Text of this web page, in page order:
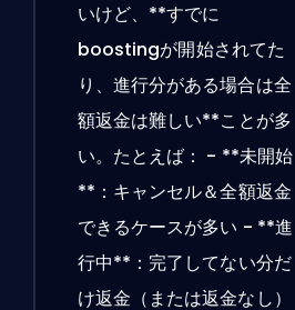
いけど、**すでに
boostingが開始されてた
り、進行分がある場合は全
額返金は難しい**ことが多
い。たとえば： - **未開始
**：キャンセル＆全額返金
できるケースが多い - **進
行中**：完了してない分だ
け返金（または返金なし）